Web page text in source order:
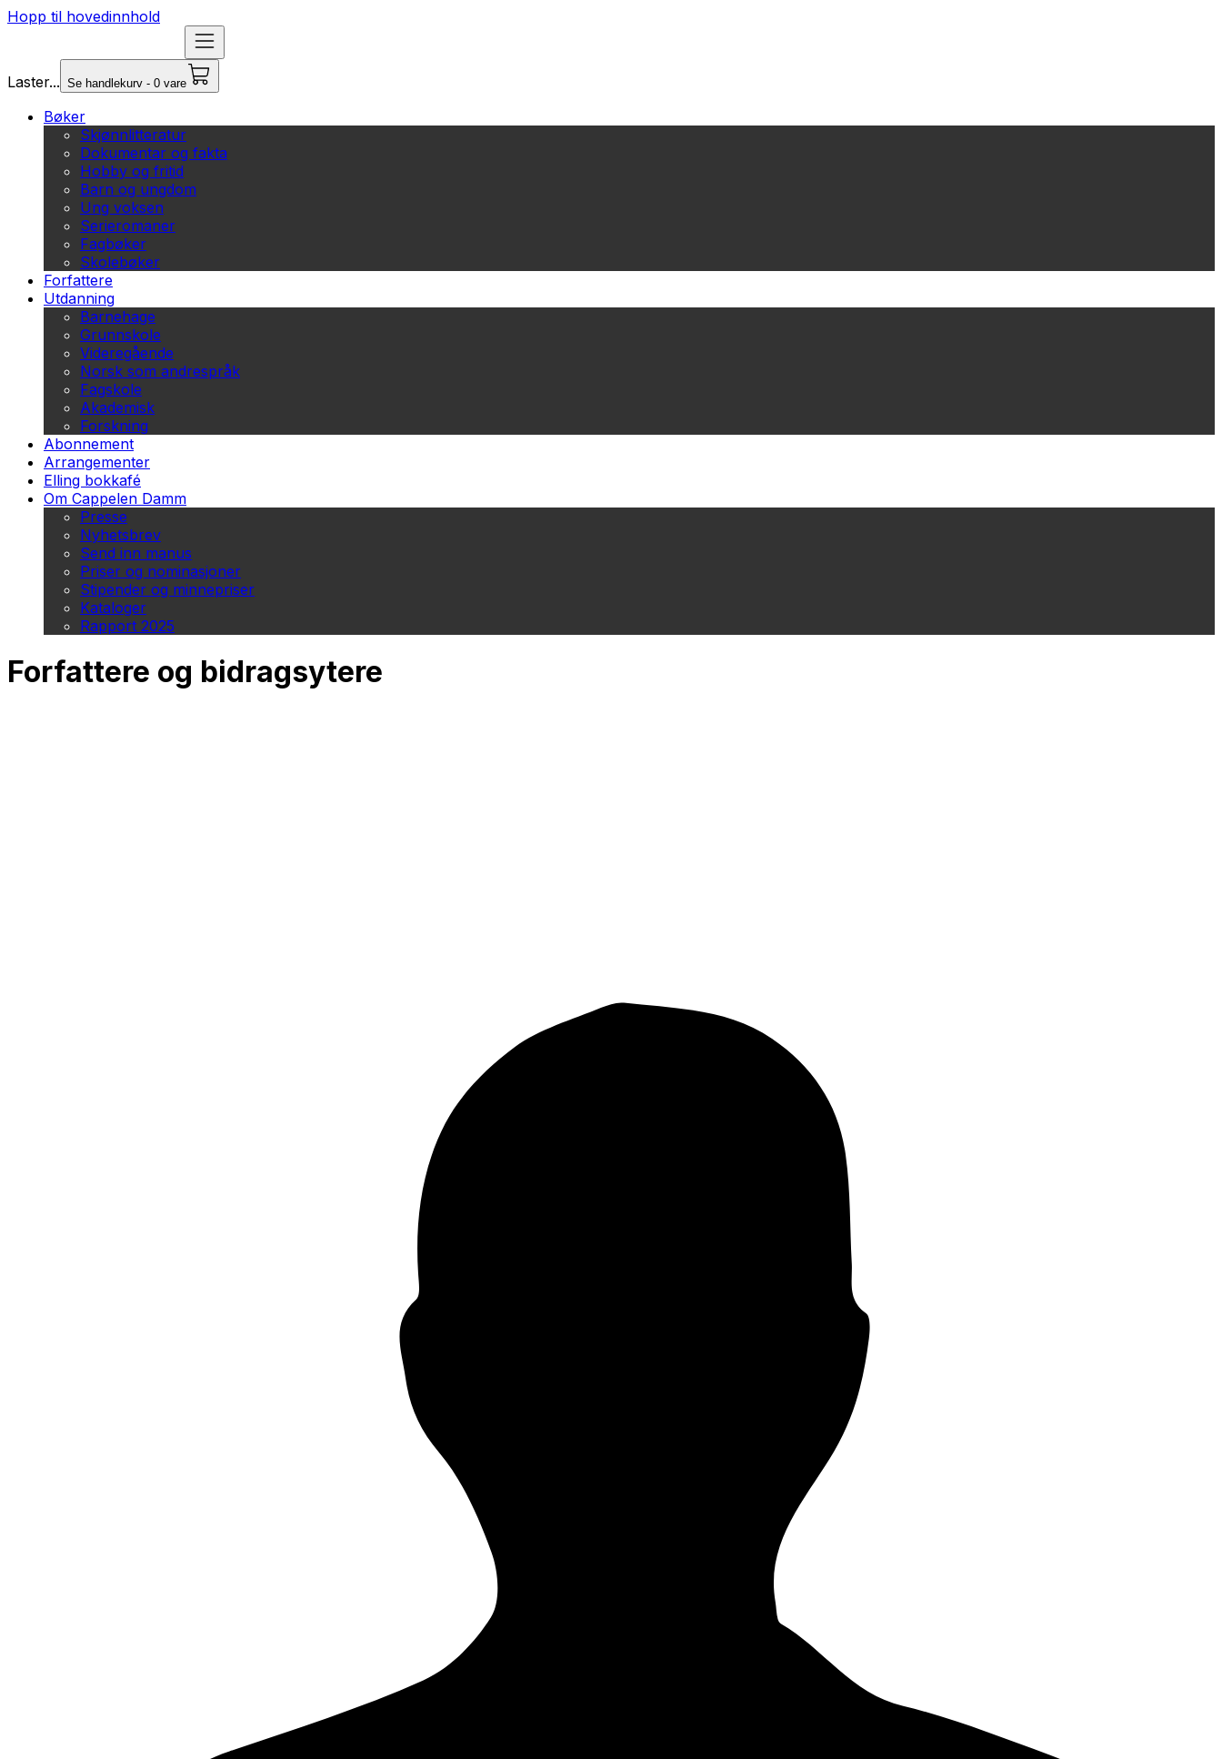
Hopp til hovedinnhold
Laster... Se handlekurv - 0 vare
Bøker
Skjønnlitteratur
Dokumentar og fakta
Hobby og fritid
Barn og ungdom
Ung voksen
Serieromaner
Fagbøker
Skolebøker
Forfattere
Utdanning
Barnehage
Grunnskole
Videregående
Norsk som andrespråk
Fagskole
Akademisk
Forskning
Abonnement
Arrangementer
Elling bokkafé
Om Cappelen Damm
Presse
Nyhetsbrev
Send inn manus
Priser og nominasjoner
Stipender og minnepriser
Kataloger
Rapport 2025
Forfattere og bidragsytere